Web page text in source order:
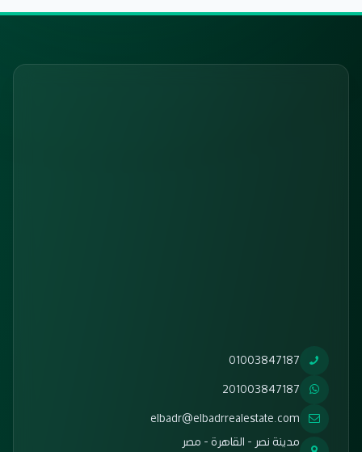
01003847187
201003847187
elbadr@elbadrrealestate.com
مدينة نصر - القاهرة - مصر